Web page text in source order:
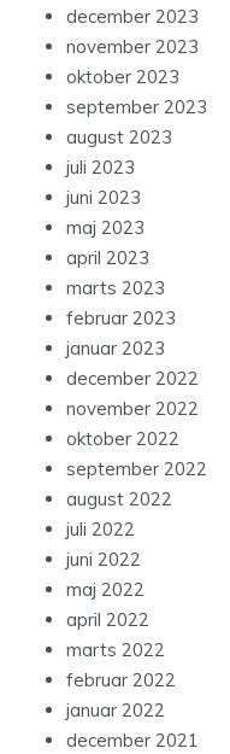
december 2023
november 2023
oktober 2023
september 2023
august 2023
juli 2023
juni 2023
maj 2023
april 2023
marts 2023
februar 2023
januar 2023
december 2022
november 2022
oktober 2022
september 2022
august 2022
juli 2022
juni 2022
maj 2022
april 2022
marts 2022
februar 2022
januar 2022
december 2021